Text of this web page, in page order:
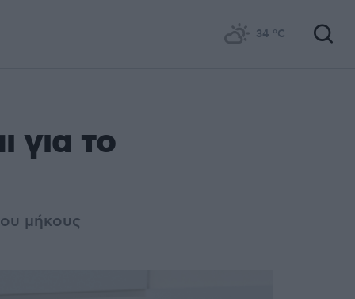
34 °C
για το
μήκους